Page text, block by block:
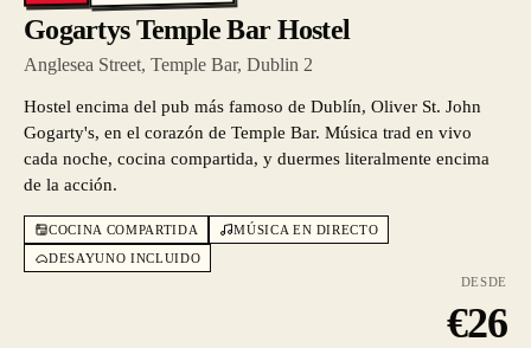
Gogartys Temple Bar Hostel
Anglesea Street, Temple Bar, Dublin 2
Hostel encima del pub más famoso de Dublín, Oliver St. John
Gogarty's, en el corazón de Temple Bar. Música trad en vivo
cada noche, cocina compartida, y duermes literalmente encima
de la acción.
COCINA COMPARTIDA
MÚSICA EN DIRECTO
DESAYUNO INCLUIDO
DESDE
€26